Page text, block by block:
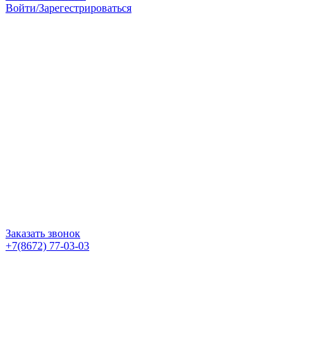
Войти/Зарегестрироваться
Заказать звонок
+7(8672) 77-03-03